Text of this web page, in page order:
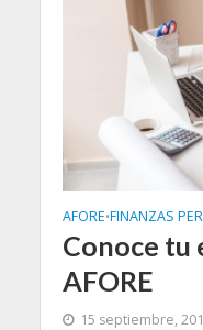
AFORE•FINANZAS
Conoce tu
AFORE
15 septiembre,